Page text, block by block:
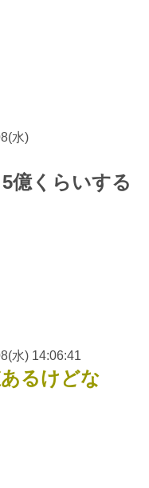
水)
億くらいする
水) 14:06:41
るけどな